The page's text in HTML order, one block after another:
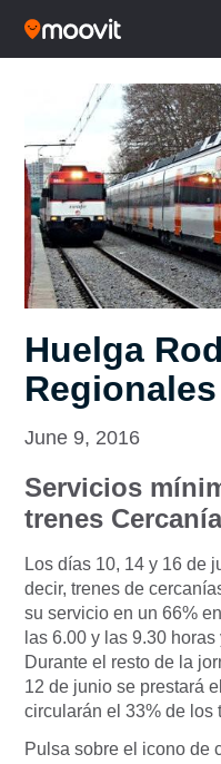
Huelga
June 9, 2016
Servicios
trenes
Los días 10, 14 y 16 de
decir, trenes de
su servicio en un 66%
las 6.00 y las 9.30
Durante el resto de la
12 de junio se prestará
circularán el 33% de los
Pulsa sobre el icono de